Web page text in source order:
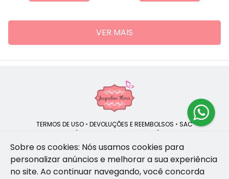
VER MAIS
TERMOS DE USO • DEVOLUÇÕES E REEMBOLSOS • SAC
POLÍTICA DE PRIVACIDADE POLÍTICA DE COOKIES
Jacqueline Flores | CNPJ: 47.335.418/0001-13
Sobre os cookies: Nós usamos cookies para
personalizar anúncios e melhorar a sua experiência
no site. Ao continuar navegando, você concorda